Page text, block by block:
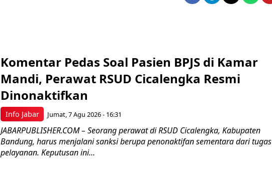
Info Jabar
Komentar Pedas Soal Pasien BPJS di Kamar
Mandi, Perawat RSUD Cicalengka Resmi
Dinonaktifkan
Jumat, 7 Agu 2026 - 16:31
JABARPUBLISHER.COM – Seorang perawat di RSUD Cicalengka, Kabupaten
Bandung, harus menjalani sanksi berupa penonaktifan sementara dari tugas
pelayanan. Keputusan ini...